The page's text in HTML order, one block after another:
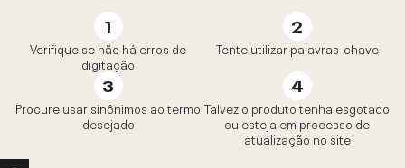
Verifique se não há erros de
digitação
Tente utilizar palavras-chave
Procure usar sinônimos ao termo
desejado
Talvez o produto tenha esgotado
ou esteja em processo de
atualização no site